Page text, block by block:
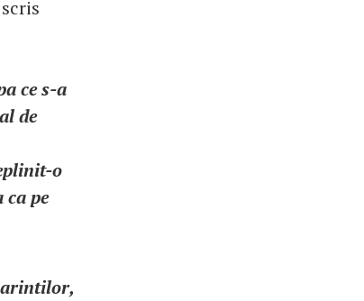
ce s-a
de
o
ca pe